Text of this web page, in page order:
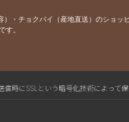
・チョクバイ（産地直送）のショッ
す。
時にSSLという暗号化技術によって保